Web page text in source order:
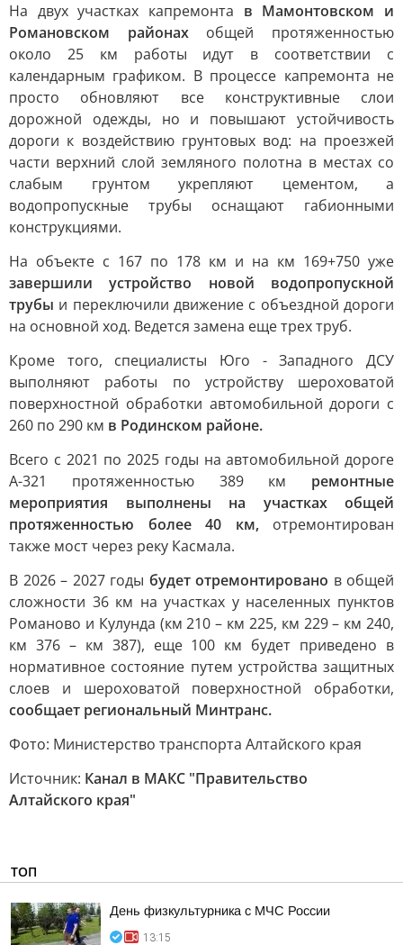
На двух участках капремонта в Мамонтовском и
Романовском районахобщей протяженностью
около 25 км работы идут в соответствии с
календарным графиком. В процессе капремонта не
просто обновляют все конструктивные слои
дорожной одежды, но и повышают устойчивость
дороги к воздействию грунтовых вод: на проезжей
части верхний слой земляного полотна в местах со
слабым грунтом укрепляют цементом, а
водопропускные трубы оснащают габионными
конструкциями.
На объекте с 167 по 178 км и на км 169+750 уже
завершили устройство новой водопропускной
трубы и переключили движение с объездной дороги
на основной ход. Ведется замена еще трех труб.
Кроме того, специалисты Юго - Западного ДСУ
выполняют работы по устройству шероховатой
поверхностной обработки автомобильной дороги с
260 по 290 км в Родинском районе.
Всего с 2021 по 2025 годы на автомобильной дороге
А-321 протяженностью 389 км ремонтные
мероприятия выполнены на участках общей
протяженностью более 40 км,отремонтирован
также мост через реку Касмала.
В 2026 – 2027 годы будет отремонтировано в общей
сложности 36 км на участках у населенных пунктов
Романово и Кулунда (км 210 – км 225, км 229 – км 240,
км 376 – км 387), еще 100 км будет приведено в
нормативное состояние путем устройства защитных
слоев и шероховатой поверхностной обработки,
сообщает региональный Минтранс.
Фото: Министерство транспорта Алтайского края
Источник: Канал в МАКС "Правительство
Алтайского края"
ТОП
День физкультурника с МЧС России
13:15